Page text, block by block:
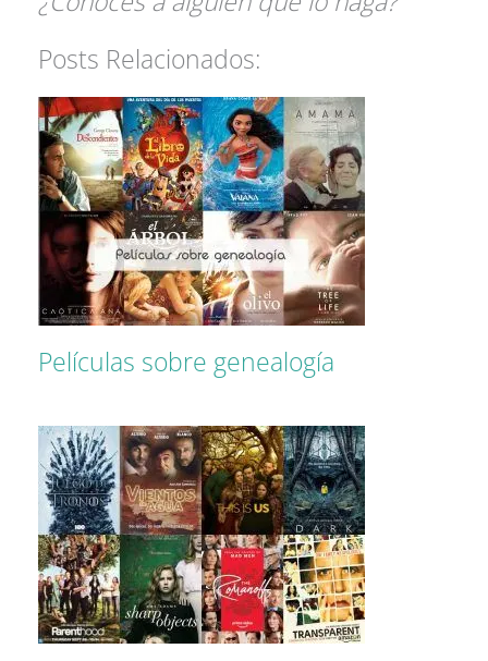
Posts Relacionados:
Películas sobre genealogía